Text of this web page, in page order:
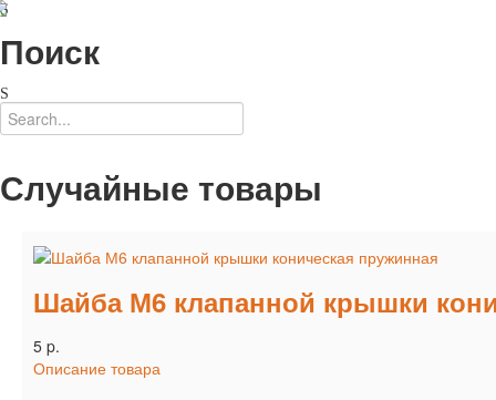
Поиск
Случайные товары
Шайба М6 клапанной крышки
5 p.
Описание товара